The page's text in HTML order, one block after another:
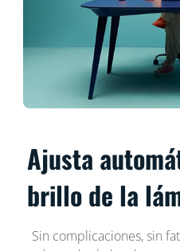
Ajusta
brillo de la
Sin complicaciones, sin